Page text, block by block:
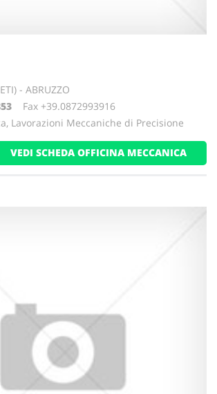
- ABRUZZO
Fax +39.0872993916
Lavorazioni Meccaniche di Precisione
VEDI SCHEDA OFFICINA MECCANICA